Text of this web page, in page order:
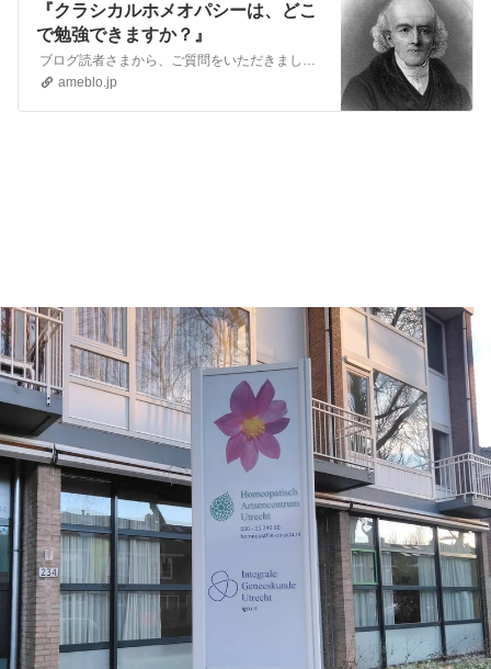
『クラシカルホメオパシーは、どこ
で勉強できますか？』
ブログ読者さまから、ご質問をいただきました。 クラシカルホメオパシーは、どこで勉強できますか？ ご質問ありがとうご…
ameblo.jp